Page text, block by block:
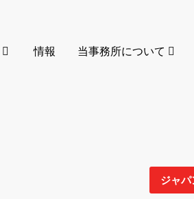
情報 当事務所について
ジャパ